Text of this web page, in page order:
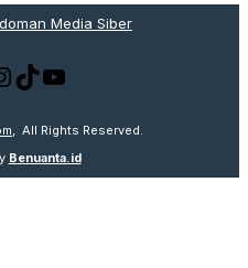
Media Siber
TikTok
YouTube
, All Rights Reserved.
Benuanta.id